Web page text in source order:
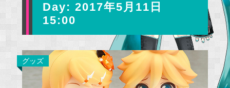
Day: 2017年5月11日
15:00
グッズ